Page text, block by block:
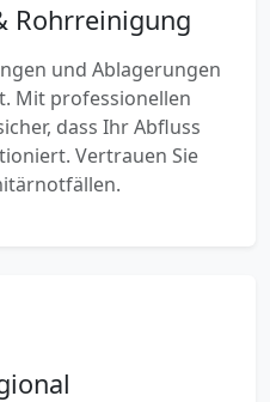
Rohrreinigung
und Ablagerungen
Mit professionellen
dass Ihr Abfluss
Vertrauen Sie